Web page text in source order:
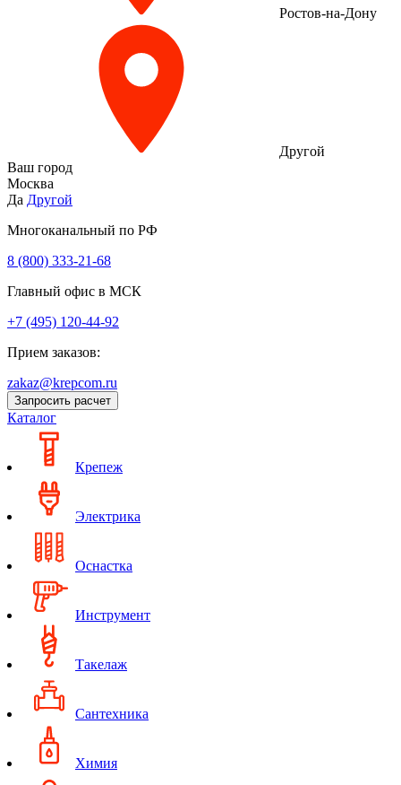
Ростов-на-Дону
Другой
Ваш город
Москва
Да Другой
Многоканальный по РФ
8 (800) 333‑21-68
Главный офис в МСК
+7 (495) 120-44-92
Прием заказов:
zakaz@krepcom.ru
Запросить расчет
Каталог
Крепеж
Электрика
Оснастка
Инструмент
Такелаж
Сантехника
Химия